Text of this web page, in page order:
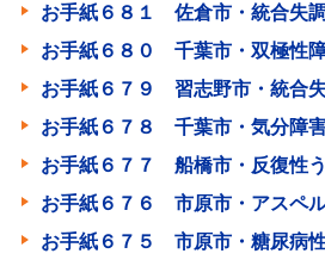
お手紙６８１ 佐倉市・統合失
お手紙６８０ 千葉市・双極性
お手紙６７９ 習志野市・統合
お手紙６７８ 千葉市・気分障
お手紙６７７ 船橋市・反復性
お手紙６７６ 市原市・アスペ
お手紙６７５ 市原市・糖尿病